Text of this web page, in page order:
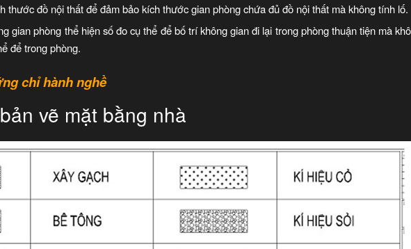
thước đồ nội thất để đảm bảo kích thước gian phòng chứa đủ đồ nội thất mà không tính lố.
gian phòng thể hiện số đo cụ thể để bố trí không gian đi lại trong phòng thuận tiện mà
để trong phòng.
chỉ hành nghề
vẽ mặt bằng nhà